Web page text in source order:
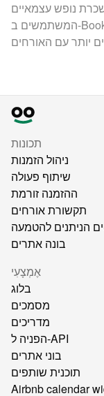
1200 עסקי השכרת נופש עצמאיים
המשתמשים ב-Bookingmood כדי להגדיל את מספר ההזמנות
תכונות
ניהול הזמנות
שיתוף פעולה
ההזמנה זורמת
תקשורת אורחים
בונה אתרים
אֶמְצָעִי
בלוג
מסמכים
מדריכים
הפניה ל-API
בוני אתרים
תוכנית שותפים
Airbnb calendar